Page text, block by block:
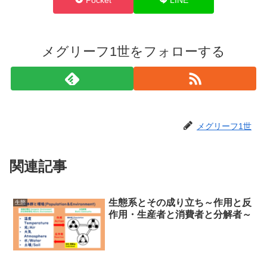
メグリーフ1世をフォローする
メグリーフ1世
関連記事
生態
生態系とその成り立ち～作用と反
作用・生産者と消費者と分解者～